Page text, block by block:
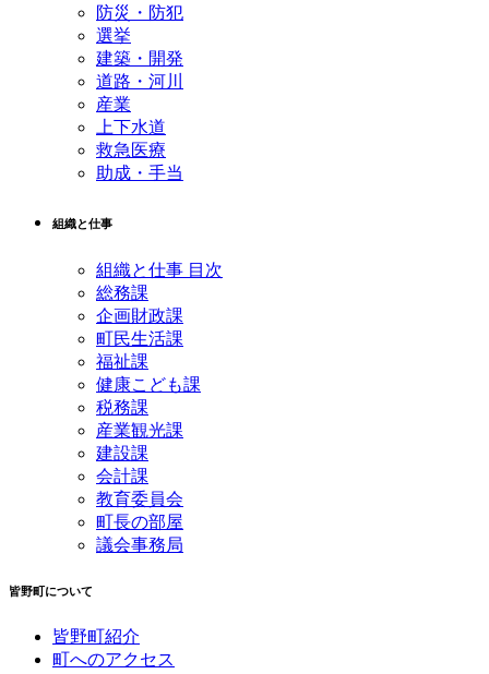
防災・防犯
選挙
建築・開発
道路・河川
産業
上下水道
救急医療
助成・手当
組織と仕事
組織と仕事 目次
総務課
企画財政課
町民生活課
福祉課
健康こども課
税務課
産業観光課
建設課
会計課
教育委員会
町長の部屋
議会事務局
皆野町について
皆野町紹介
町へのアクセス